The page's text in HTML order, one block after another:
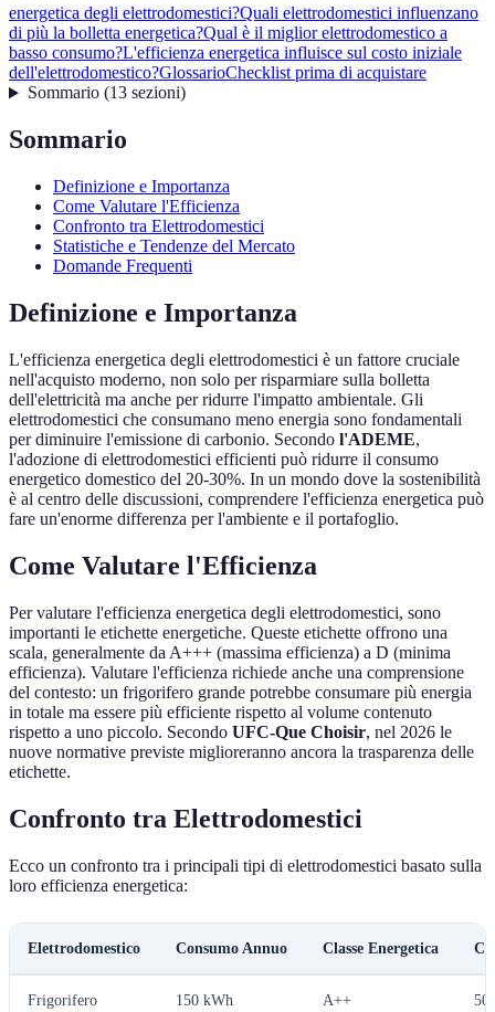
energetica degli elettrodomestici?Quali elettrodomestici influenzano
di più la bolletta energetica?Qual è il miglior elettrodomestico a
basso consumo?L'efficienza energetica influisce sul costo iniziale
dell'elettrodomestico?GlossarioChecklist prima di acquistare
Sommario(13 sezioni)
Sommario
Definizione e Importanza
Come Valutare l'Efficienza
Confronto tra Elettrodomestici
Statistiche e Tendenze del Mercato
Domande Frequenti
Definizione e Importanza
L'efficienza energetica degli elettrodomestici è un fattore cruciale
nell'acquisto moderno, non solo per risparmiare sulla bolletta
dell'elettricità ma anche per ridurre l'impatto ambientale. Gli
elettrodomestici che consumano meno energia sono fondamentali
per diminuire l'emissione di carbonio. Secondo l'ADEME,
l'adozione di elettrodomestici efficienti può ridurre il consumo
energetico domestico del 20-30%. In un mondo dove la sostenibilità
è al centro delle discussioni, comprendere l'efficienza energetica può
fare un'enorme differenza per l'ambiente e il portafoglio.
Come Valutare l'Efficienza
Per valutare l'efficienza energetica degli elettrodomestici, sono
importanti le etichette energetiche. Queste etichette offrono una
scala, generalmente da A+++ (massima efficienza) a D (minima
efficienza). Valutare l'efficienza richiede anche una comprensione
del contesto: un frigorifero grande potrebbe consumare più energia
in totale ma essere più efficiente rispetto al volume contenuto
rispetto a uno piccolo. Secondo UFC-Que Choisir, nel 2026 le
nuove normative previste miglioreranno ancora la trasparenza delle
etichette.
Confronto tra Elettrodomestici
Ecco un confronto tra i principali tipi di elettrodomestici basato sulla
loro efficienza energetica:
Elettrodomestico Consumo Annuo Classe Energetica
Frigorifero 150 kWh A++